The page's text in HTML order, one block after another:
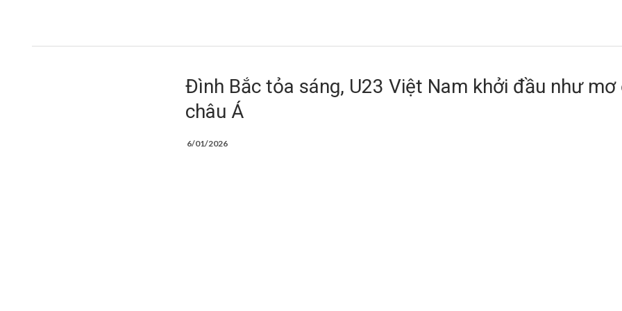
Đình Bắc tỏa sáng, U23 Việt Nam khởi đầu như mơ
châu Á
6/01/2026